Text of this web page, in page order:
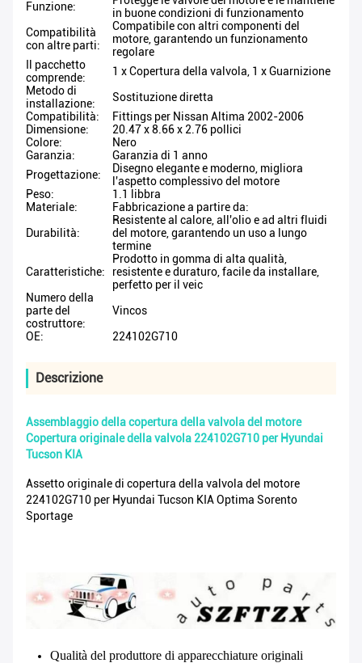
Funzione:
in buone condizioni di funzionamento
Compatibilità
con altre parti:
Compatibile con altri componenti del
motore, garantendo un funzionamento
regolare
Il pacchetto
comprende:
1 x Copertura della valvola, 1 x Guarnizione
Metodo di
installazione:
Sostituzione diretta
Compatibilità:
Fittings per Nissan Altima 2002-2006
Dimensione:
20.47 x 8.66 x 2.76 pollici
Colore:
Nero
Garanzia:
Garanzia di 1 anno
Progettazione:
Disegno elegante e moderno, migliora
l'aspetto complessivo del motore
Peso:
1.1 libbra
Materiale:
Fabbricazione a partire da:
Durabilità:
Resistente al calore, all'olio e ad altri fluidi
del motore, garantendo un uso a lungo
termine
Caratteristiche:
Prodotto in gomma di alta qualità,
resistente e duraturo, facile da installare,
perfetto per il veic
Numero della
parte del
costruttore:
Vincos
OE:
224102G710
Descrizione
Assemblaggio della copertura della valvola del motore
Copertura originale della valvola 224102G710 per Hyundai
Tucson KIA
Assetto originale di copertura della valvola del motore
224102G710 per Hyundai Tucson KIA Optima Sorento
Sportage
Qualità del produttore di apparecchiature originali